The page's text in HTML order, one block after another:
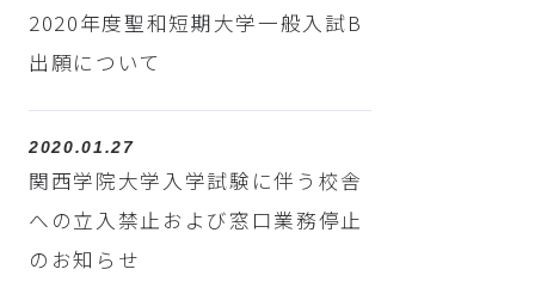
2020年度聖和短期大学一般入試B
出願について
2020.01.27
関西学院大学入学試験に伴う校舎
への立入禁止および窓口業務停止
のお知らせ